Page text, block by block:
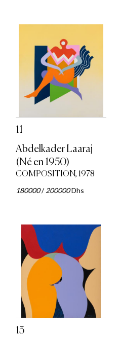
11
Abdelkader Laaraj
(Né en 1950)
COMPOSITION, 1978
180000/200000Dhs
13